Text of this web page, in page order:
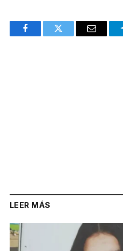
FacebookTwitter Email
LEER MÁS